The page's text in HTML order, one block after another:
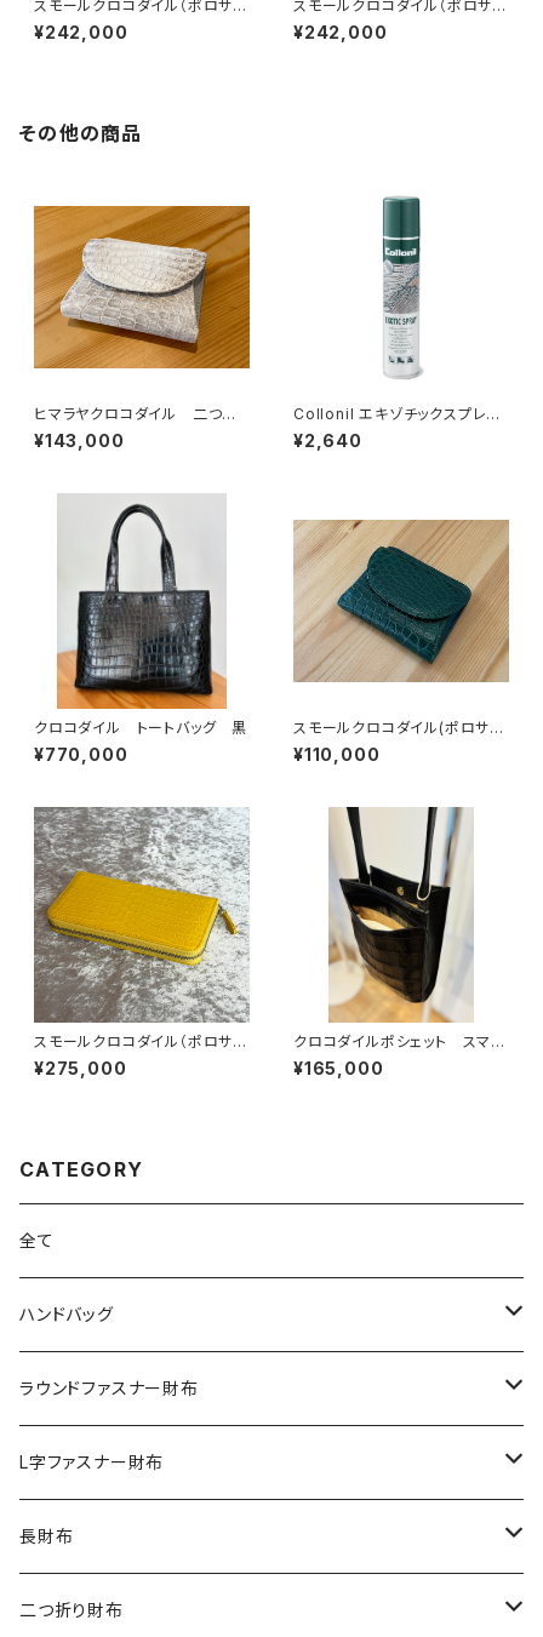
スモールクロコダイル（ポロサ
ス） ラウンドファスナーウォレッ
ト ブラック
¥242,000
スモールクロコダイル（ポロサ
ス） ラウンドファスナーウォレッ
ト ブラウン
¥242,000
その他の商品
ヒマラヤクロコダイル 二つ折
りコンパクトウォレット
¥143,000
Collonil エキゾチックスプレー
PCF FREE
¥2,640
クロコダイル トートバッグ 黒
¥770,000
スモールクロコダイル(ポロサ
ス) 二つ折コンパクトウォレッ
ト キプロスグリーン
¥110,000
スモールクロコダイル（ポロサ
ス） 無双仕様 ラウンドファスナ
ーウォレット イエロー
¥275,000
クロコダイルポシェット スマホ
ポシェット 軽量バッグ
¥165,000
CATEGORY
全て
ハンドバッグ
クロコダイル
ダイヤモンドパイソン
オーストリッチ
シャーク
ラウンドファスナー財布
クロコダイル
ダイヤモンドパイソン
オーストリッチ
L字ファスナー財布
クロコダイル
ダイヤモンドパイソン
長財布
クロコダイル
二つ折り財布